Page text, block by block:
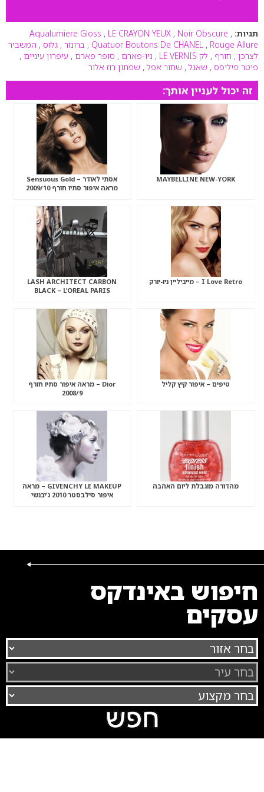
תגיות: Aqualumiere Gloss , LE CRAYON YEUX , Noir Obscure ,
Quatuor Boutons De CHANEL , Rouge Allure
, ברונזר , גלוס , המשביר
לצרכן , חורף , לק LE VERNIS , ניו-פארם , סופר פארם , עיפרון עיניים ,
פיטר פיליפס , שאנל , שחור אפל , שפתון רוז אלור
זה יכול לעניין אותך:
MAYBELLINE NEW-YORK
אסתי לאודר – Sensuous Gold
מראה איפור סתיו חורף 2009/10
I Love Retro – מייביליין ניו-יורק
LASH ARCHITECT CARBON
BLACK – L’OREAL PARIS
טיפים – איפור קיץ קליל
Dior – מראה איפור סתיו חורף
2008/9
מהדורה מוגבלת ליום האהבה
GIVENCHY LE MAKEUP – מראה
איפור סילבסטר 2010 ג’יבנשי
חיפוש באינדקס
עסקים